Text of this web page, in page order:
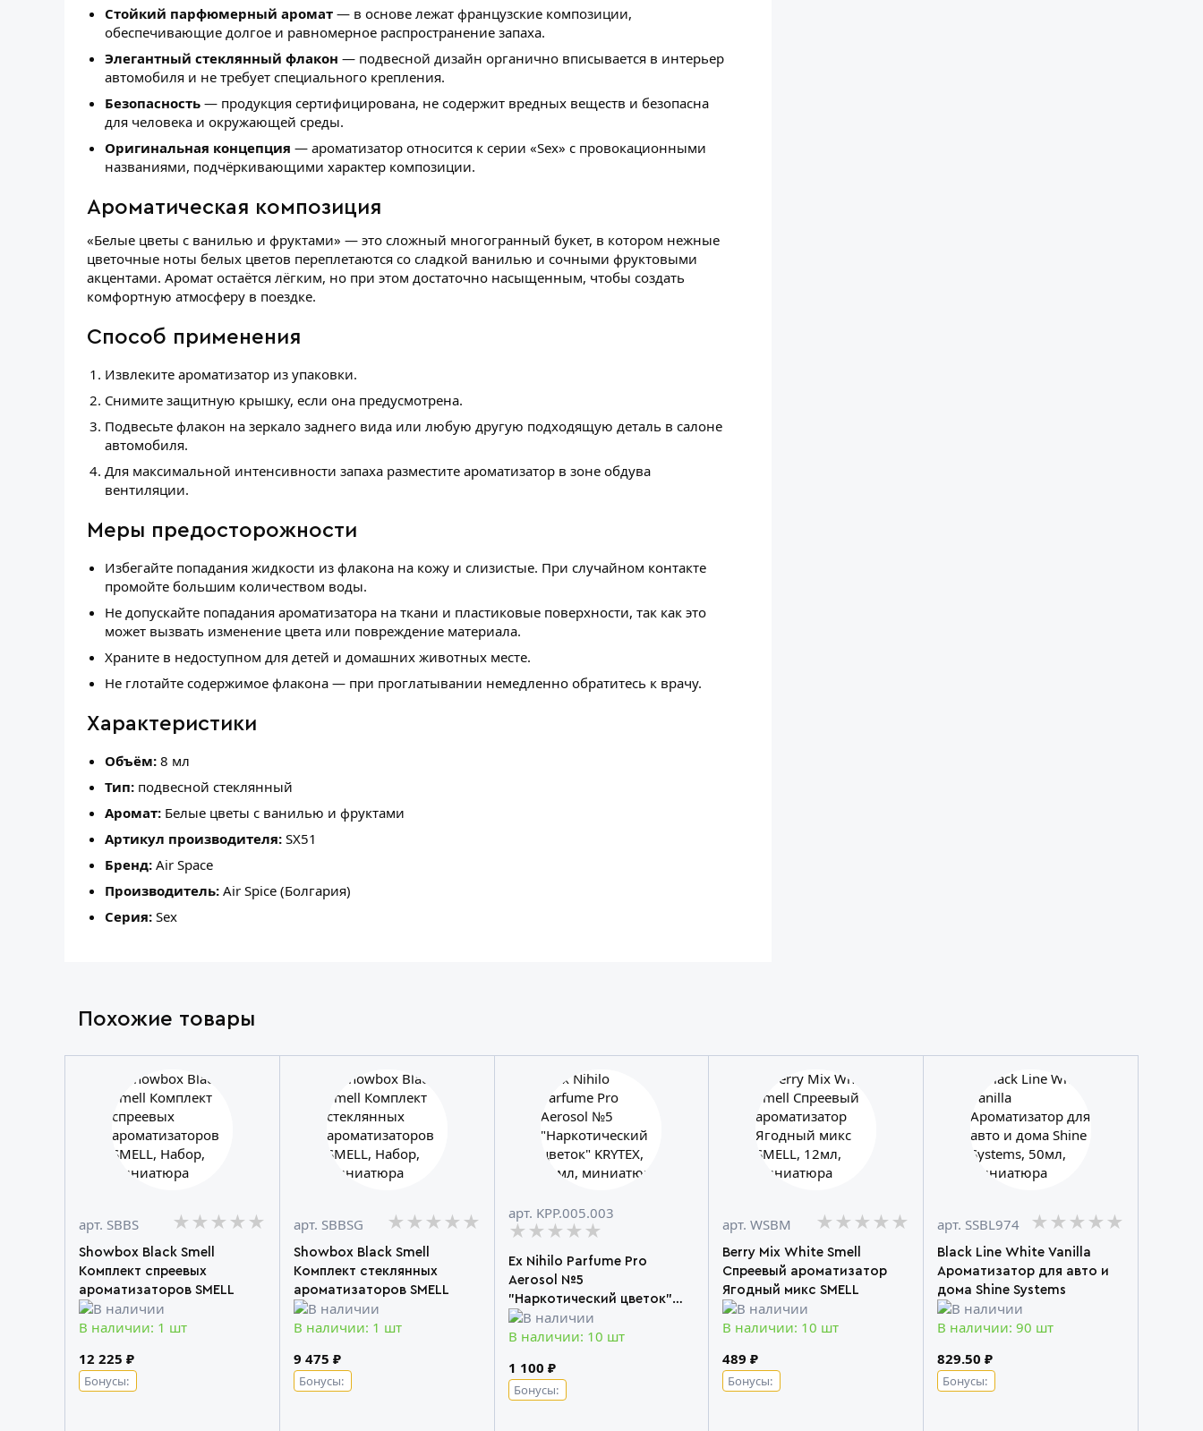
Стойкий парфюмерный аромат — в основе лежат французские композиции,
обеспечивающие долгое и равномерное распространение запаха.
Элегантный стеклянный флакон — подвесной дизайн органично вписывается в интерьер
автомобиля и не требует специального крепления.
Безопасность — продукция сертифицирована, не содержит вредных веществ и безопасна
для человека и окружающей среды.
Оригинальная концепция — ароматизатор относится к серии «Sex» с провокационными
названиями, подчёркивающими характер композиции.
Ароматическая композиция
«Белые цветы с ванилью и фруктами» — это сложный многогранный букет, в котором нежные
цветочные ноты белых цветов переплетаются со сладкой ванилью и сочными фруктовыми
акцентами. Аромат остаётся лёгким, но при этом достаточно насыщенным, чтобы создать
комфортную атмосферу в поездке.
Способ применения
Извлеките ароматизатор из упаковки.
Снимите защитную крышку, если она предусмотрена.
Подвесьте флакон на зеркало заднего вида или любую другую подходящую деталь в салоне
автомобиля.
Для максимальной интенсивности запаха разместите ароматизатор в зоне обдува
вентиляции.
Меры предосторожности
Избегайте попадания жидкости из флакона на кожу и слизистые. При случайном контакте
промойте большим количеством воды.
Не допускайте попадания ароматизатора на ткани и пластиковые поверхности, так как это
может вызвать изменение цвета или повреждение материала.
Храните в недоступном для детей и домашних животных месте.
Не глотайте содержимое флакона — при проглатывании немедленно обратитесь к врачу.
Характеристики
Объём: 8 мл
Тип: подвесной стеклянный
Аромат: Белые цветы с ванилью и фруктами
Артикул производителя: SX51
Бренд: Air Space
Производитель: Air Spice (Болгария)
Серия: Sex
Похожие товары
арт. SBBS ★★★★★
★★★★★
★★★★★
Showbox Black Smell
Комплект спреевых
ароматизаторов SMELL
В наличии: 1 шт
12 225 ₽
Бонусы:
арт. SBBSG ★★★★★
★★★★★
★★★★★
Showbox Black Smell
Комплект стеклянных
ароматизаторов SMELL
В наличии: 1 шт
9 475 ₽
Бонусы:
арт. KРР.005.003
★★★★★
★★★★★
★★★★★
Ex Nihilo Parfume Pro
Aerosol №5
"Наркотический цветок"
KRYTEX
В наличии: 10 шт
1 100 ₽
Бонусы:
арт. WSBM ★★★★★
★★★★★
★★★★★
Berry Mix White Smell
Спреевый ароматизатор
Ягодный микс SMELL
В наличии: 10 шт
489 ₽
Бонусы:
арт. SSBL974 ★★★★★
★★★★★
★★★★★
Black Line White Vanilla
Ароматизатор для авто и
дома Shine Systems
В наличии: 90 шт
829.50 ₽
Бонусы: